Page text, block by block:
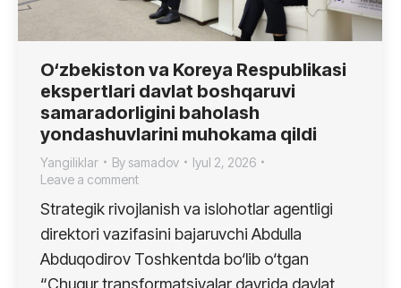
O‘zbekiston va Koreya Respublikasi
ekspertlari davlat boshqaruvi
samaradorligini baholash
yondashuvlarini muhokama qildi
Yangiliklar By samadov
Iyul 2, 2026
Leave a comment
Strategik rivojlanish va islohotlar agentligi
direktori vazifasini bajaruvchi Abdulla
Abduqodirov Toshkentda bo‘lib o‘tgan
“Chuqur transformatsiyalar davrida davlat